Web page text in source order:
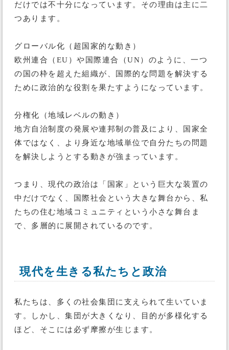
だけでは不十分になっています。その理由は主に二
つあります。
グローバル化（超国家的な動き）
欧州連合（EU）や国際連合（UN）のように、一つ
の国の枠を超えた組織が、国際的な問題を解決する
ために政治的な役割を果たすようになっています。
分権化（地域レベルの動き）
地方自治制度の発展や連邦制の普及により、国家全
体ではなく、より身近な地域単位で自分たちの問題
を解決しようとする動きが強まっています。
つまり、現代の政治は「国家」という巨大な装置の
中だけでなく、国際社会という大きな舞台から、私
たちの住む地域コミュニティという小さな舞台ま
で、多層的に展開されているのです。
現代を生きる私たちと政治
私たちは、多くの社会集団に支えられて生いていま
す。しかし、集団が大きくなり、目的が多様化する
ほど、そこには必ず摩擦が生じます。